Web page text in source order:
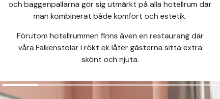
och baggenpallarna gör sig utmärkt på alla hotellrum där
man kombinerat både komfort och estetik.
Förutom hotellrummen finns även en restaurang där
våra Falkenstolar i rökt ek låter gästerna sitta extra
skönt och njuta.